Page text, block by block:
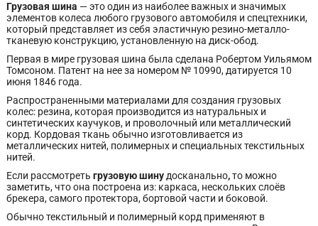
Грузовая шина — это один из наиболее важных и значимых
элементов колеса любого грузового автомобиля и спецтехники,
который представляет из себя эластичную резино-металло-
тканевую конструкцию, установленную на диск-обод.
Первая в мире грузовая шина была сделана Робертом Уильямом
Томсоном. Патент на нее за номером № 10990, датируется 10
июня 1846 года.
Распространенными материалами для создания грузовых
колес: резина, которая производится из натуральных и
синтетических каучуков, и проволочный или металлический
корд. Кордовая ткань обычно изготовливается из
металлических нитей, полимерных и специальных текстильных
нитей.
Если рассмотреть грузовую шину досканально,то можно
заметить, что она построена из: каркаса, нескольких слоёв
брекера, самого протектора, бортовой части и боковой.
Обычно текстильный и полимерный корд применяют в